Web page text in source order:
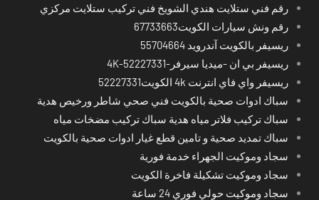
رقم فني ستلايت هندي الشويخ فني تركيب ستلايت مركزي
رقم ونش سيارات الكويت67733663
ريسيفر بالكويت آندرويد 55704664
ريسيفر بي ان -ميديا سيرفر-4K-52227331
ريسيفر واي فاي انترنت 4k الكويت52227331
سباك ادوات صحية بالكويت فني صحي شاطر ورخيص هدية
سباك تركيب فلاتر مياه هدية سباك تركيب مضخات مياه
سباك تمديد صحية و تامين قطع غيار ادوات صحية بالكويت
سجاد وموكيت الجهراء خدمة فورية
سجاد وموكيت تشكيلة فاخرة الكويت
سجاد وموكيت حولي فوري 24 ساعة